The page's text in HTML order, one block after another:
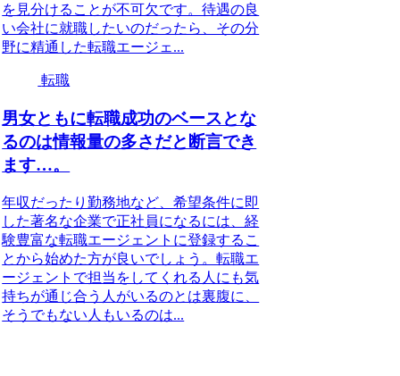
を見分けることが不可欠です。待遇の良
い会社に就職したいのだったら、その分
野に精通した転職エージェ...
転職
男女ともに転職成功のベースとな
るのは情報量の多さだと断言でき
ます…。
年収だったり勤務地など、希望条件に即
した著名な企業で正社員になるには、経
験豊富な転職エージェントに登録するこ
とから始めた方が良いでしょう。転職エ
ージェントで担当をしてくれる人にも気
持ちが通じ合う人がいるのとは裏腹に、
そうでもない人もいるのは...